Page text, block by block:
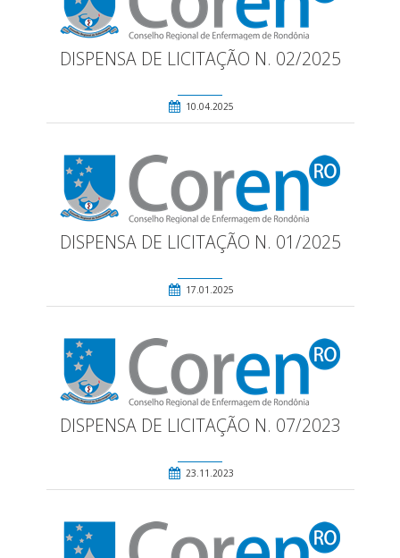
DISPENSA DE LICITAÇÃO N. 02/2025
10.04.2025
DISPENSA DE LICITAÇÃO N. 01/2025
17.01.2025
DISPENSA DE LICITAÇÃO N. 07/2023
23.11.2023